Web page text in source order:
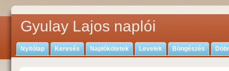
Gyulay Lajos naplói
Nyitólap Keresés Naplókötetek Levelek Böngészés